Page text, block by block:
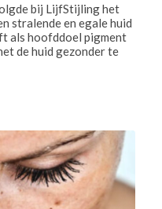
bij LijfStijling het
stralende en egale huid
als hoofddoel pigment
de huid gezonder te